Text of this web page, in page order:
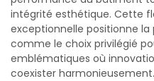
intégrité esthétique. Cette
exceptionnelle positionne la
comme le choix privilégié
emblématiques où
coexister harmonieusement.